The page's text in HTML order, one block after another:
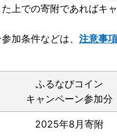
上での寄附であればキ
加条件などは、 注意事項
ふるなびコイン
キャンペーン参加分
2025年8月寄附